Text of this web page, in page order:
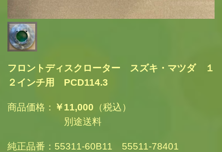
フロントディスクローター スズキ・マツダ １
２インチ用 PCD114.3
商品価格： ￥11,000 （税込）
別途送料
純正品番：55311-60B11 55511-78401